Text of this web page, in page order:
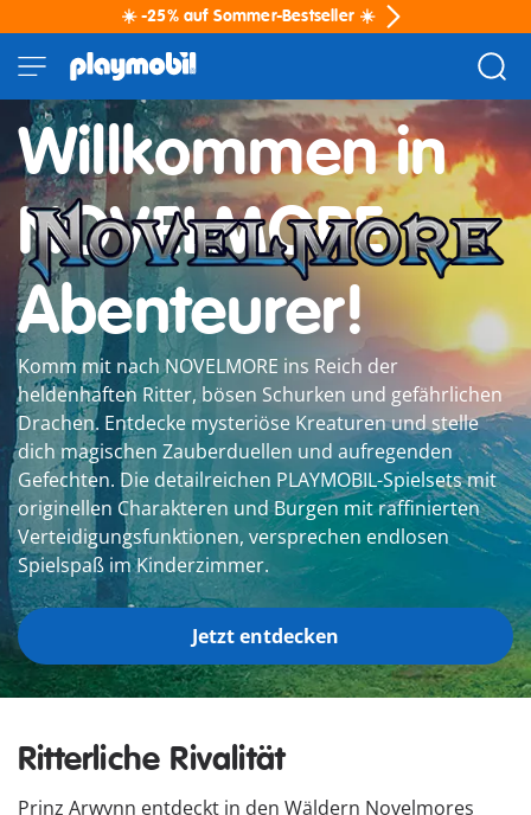
☀️ -25% auf Sommer-Bestseller ☀️
Willkommen in
NOVELMORE,
Abenteurer!
Komm mit nach NOVELMORE ins Reich der
heldenhaften Ritter, bösen Schurken und gefährlichen
Drachen. Entdecke mysteriöse Kreaturen und stelle
dich magischen Zauberduellen und aufregenden
Gefechten. Die detailreichen PLAYMOBIL-Spielsets mit
originellen Charakteren und Burgen mit raffinierten
Verteidigungsfunktionen, versprechen endlosen
Spielspaß im Kinderzimmer.
Jetzt entdecken
Ritterliche Rivalität
Prinz Arwynn entdeckt in den Wäldern Novelmores